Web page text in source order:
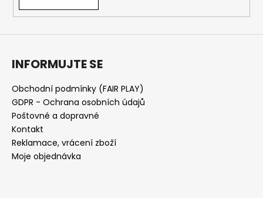
INFORMUJTE SE
Obchodní podmínky (FAIR PLAY)
GDPR - Ochrana osobních údajů
Poštovné a dopravné
Kontakt
Reklamace, vrácení zboží
Moje objednávka